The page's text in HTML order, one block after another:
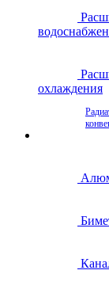
охлаждения